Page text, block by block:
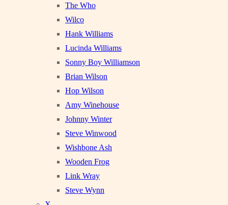
The Who
Wilco
Hank Williams
Lucinda Williams
Sonny Boy Williamson
Brian Wilson
Hop Wilson
Amy Winehouse
Johnny Winter
Steve Winwood
Wishbone Ash
Wooden Frog
Link Wray
Steve Wynn